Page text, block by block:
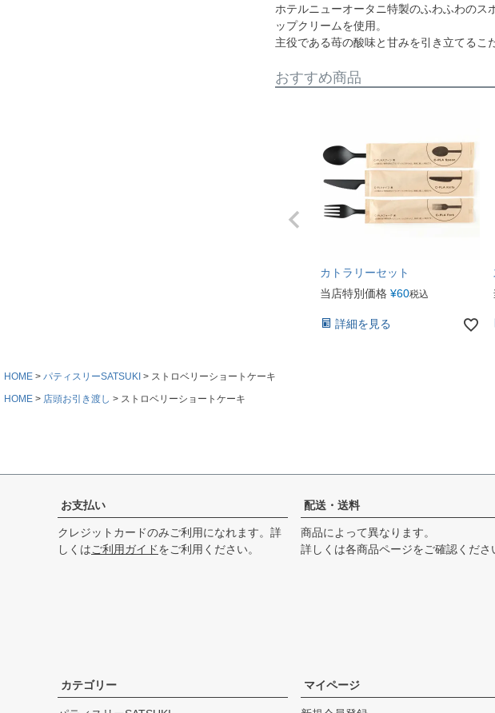
ホテルニューオータニ特製のふわふわのス
ップクリームを使用。
主役である苺の酸味と甘みを引き立てるこ
おすすめ商品
カトラリーセット
当店特別価格 ¥60税込
詳細を見る
HOME パティスリーSATSUKI
ストロベリーショートケーキ
HOME
店頭お引き渡し ストロベリーショートケーキ
お支払い
クレジットカードのみご利用になれます。詳
しくはご利用ガイドをご利用ください。
配送・送料
商品によって異なります。
詳しくは各商品ページをご確認くださ
カテゴリー マイページ